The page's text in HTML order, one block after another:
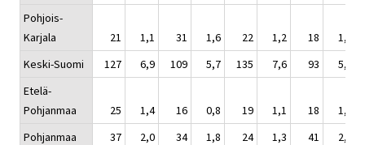
Pohjois-
Karjala
21 1,1 31 1,6 22 1,2 18
1,1
Keski-Suomi
127 6,9 109 5,7 135 7,6 93
5,7
Etelä-
Pohjanmaa
25 1,4 16 0,8 19 1,1 18
1,1
Pohjanmaa
37 2,0 34 1,8 24 1,3 41
2,5